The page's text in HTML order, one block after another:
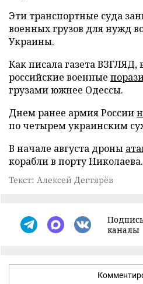
Эти транспортные суда
военных грузов для нужд
Украины.
Как писала газета ВЗГЛЯД,
российские военные
грузами южнее Одессы.
Днем ранее армия России
по четырем украинским
В начале августа дроны
корабли в порту Николаева.
Текст: Алексей Дегтярёв
каналы